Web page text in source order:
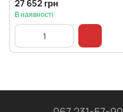
27 652 грн
В наявності